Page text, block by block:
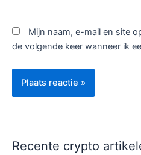
Mijn naam, e-mail en site
de volgende keer wanneer ik
Recente crypto